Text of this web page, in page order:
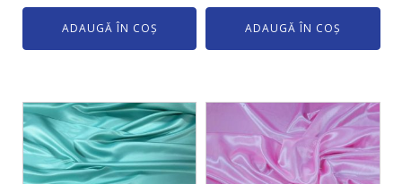
ADAUGĂ ÎN COȘ ADAUGĂ ÎN COȘ